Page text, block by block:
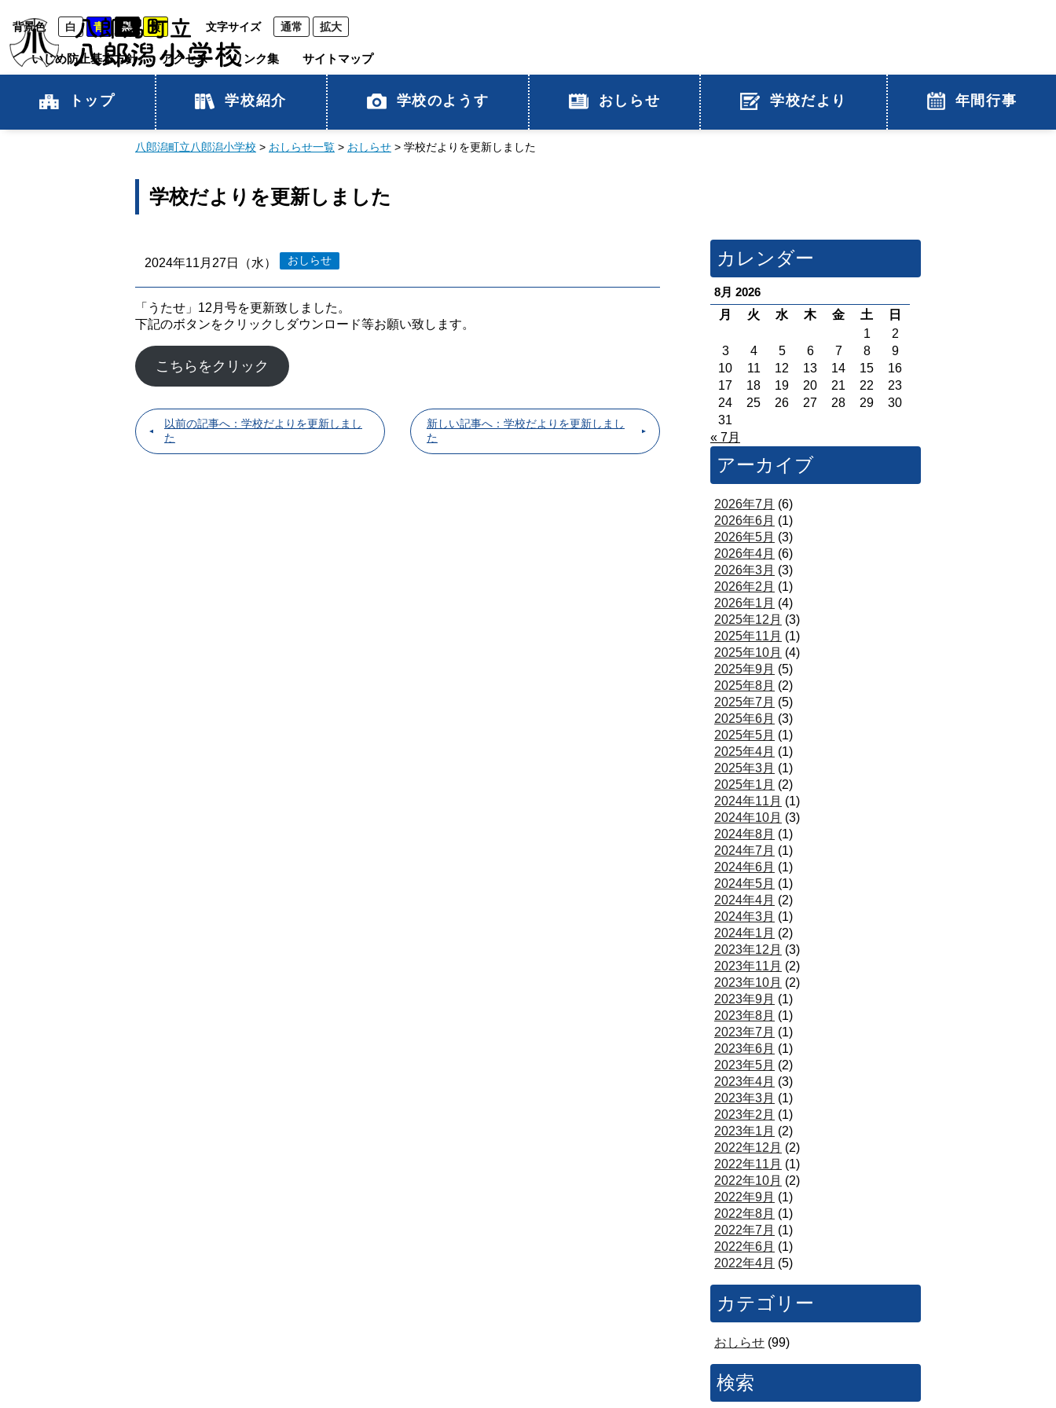
背景色 白 青 黒 黄 文字サイズ 通常 拡大
いじめ防止基本方針 アクセス リンク集 サイトマップ
トップ 学校紹介 学校のようす おしらせ 学校だより 年間行事
八郎潟町立八郎潟小学校 > おしらせ一覧 > おしらせ > 学校だよりを更新しました
学校だよりを更新しました
2024年11月27日（水） おしらせ
「うたせ」12月号を更新致しました。
下記のボタンをクリックしダウンロード等お願い致します。
こちらをクリック
以前の記事へ：学校だよりを更新しまし
た
新しい記事へ：学校だよりを更新しまし
た
カレンダー
8月 2026
月
火 水 木 金 土
日
1
2
3
4 5 6 7 8
9
10
11 12 13 14 15
16
17
18 19 20 21 22
23
24
25 26 27 28 29
30
31
« 7月
アーカイブ
2026年7月 (6)
2026年6月 (1)
2026年5月 (3)
2026年4月 (6)
2026年3月 (3)
2026年2月 (1)
2026年1月 (4)
2025年12月 (3)
2025年11月 (1)
2025年10月 (4)
2025年9月 (5)
2025年8月 (2)
2025年7月 (5)
2025年6月 (3)
2025年5月 (1)
2025年4月 (1)
2025年3月 (1)
2025年1月 (2)
2024年11月 (1)
2024年10月 (3)
2024年8月 (1)
2024年7月 (1)
2024年6月 (1)
2024年5月 (1)
2024年4月 (2)
2024年3月 (1)
2024年1月 (2)
2023年12月 (3)
2023年11月 (2)
2023年10月 (2)
2023年9月 (1)
2023年8月 (1)
2023年7月 (1)
2023年6月 (1)
2023年5月 (2)
2023年4月 (3)
2023年3月 (1)
2023年2月 (1)
2023年1月 (2)
2022年12月 (2)
2022年11月 (1)
2022年10月 (2)
2022年9月 (1)
2022年8月 (1)
2022年7月 (1)
2022年6月 (1)
2022年4月 (5)
カテゴリー
おしらせ (99)
検索